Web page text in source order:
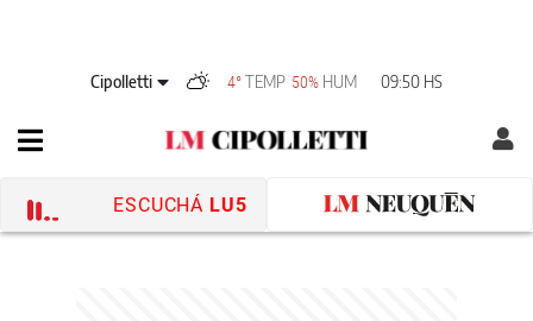
Cipolletti 4° TEMP 50% HUM 09:50 HS
ESCUCHÁ LU5